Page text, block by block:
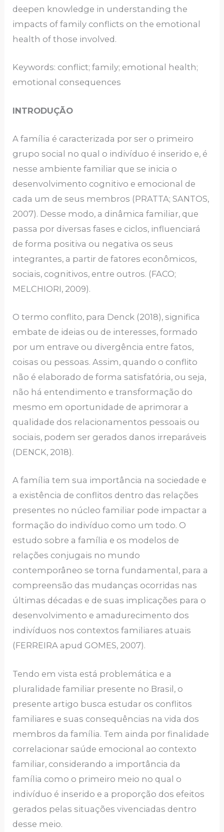
deepen knowledge in understanding the
impacts of family conflicts on the emotional
health of those involved.
Keywords: conflict; family; emotional health;
emotional consequences
INTRODUÇÃO
A família é caracterizada por ser o primeiro
grupo social no qual o indivíduo é inserido e, é
nesse ambiente familiar que se inicia o
desenvolvimento cognitivo e emocional de
cada um de seus membros (PRATTA; SANTOS,
2007). Desse modo, a dinâmica familiar, que
passa por diversas fases e ciclos, influenciará
de forma positiva ou negativa os seus
integrantes, a partir de fatores econômicos,
sociais, cognitivos, entre outros. (FACO;
MELCHIORI, 2009).
O termo conflito, para Denck (2018), significa
embate de ideias ou de interesses, formado
por um entrave ou divergência entre fatos,
coisas ou pessoas. Assim, quando o conflito
não é elaborado de forma satisfatória, ou seja,
não há entendimento e transformação do
mesmo em oportunidade de aprimorar a
qualidade dos relacionamentos pessoais ou
sociais, podem ser gerados danos irreparáveis
(DENCK, 2018).
A família tem sua importância na sociedade e
a existência de conflitos dentro das relações
presentes no núcleo familiar pode impactar a
formação do indivíduo como um todo. O
estudo sobre a família e os modelos de
relações conjugais no mundo
contemporâneo se torna fundamental, para a
compreensão das mudanças ocorridas nas
últimas décadas e de suas implicações para o
desenvolvimento e amadurecimento dos
indivíduos nos contextos familiares atuais
(FERREIRA apud GOMES, 2007).
Tendo em vista está problemática e a
pluralidade familiar presente no Brasil, o
presente artigo busca estudar os conflitos
familiares e suas consequências na vida dos
membros da família. Tem ainda por finalidade
correlacionar saúde emocional ao contexto
familiar, considerando a importância da
família como o primeiro meio no qual o
indivíduo é inserido e a proporção dos efeitos
gerados pelas situações vivenciadas dentro
desse meio.